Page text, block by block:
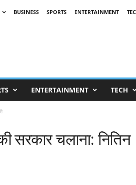
BUSINESS SPORTS ENTERTAINMENT
ENTERTAINMENT TECH
सरकार चलाना: नितिन